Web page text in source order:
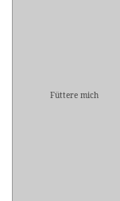
Füttere mich